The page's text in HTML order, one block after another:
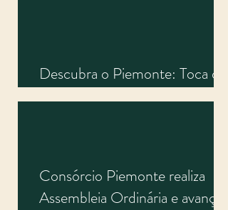
Descubra o Piemonte: Toca do
Fole
Consórcio Piemonte realiza
Assembleia Ordinária e avança